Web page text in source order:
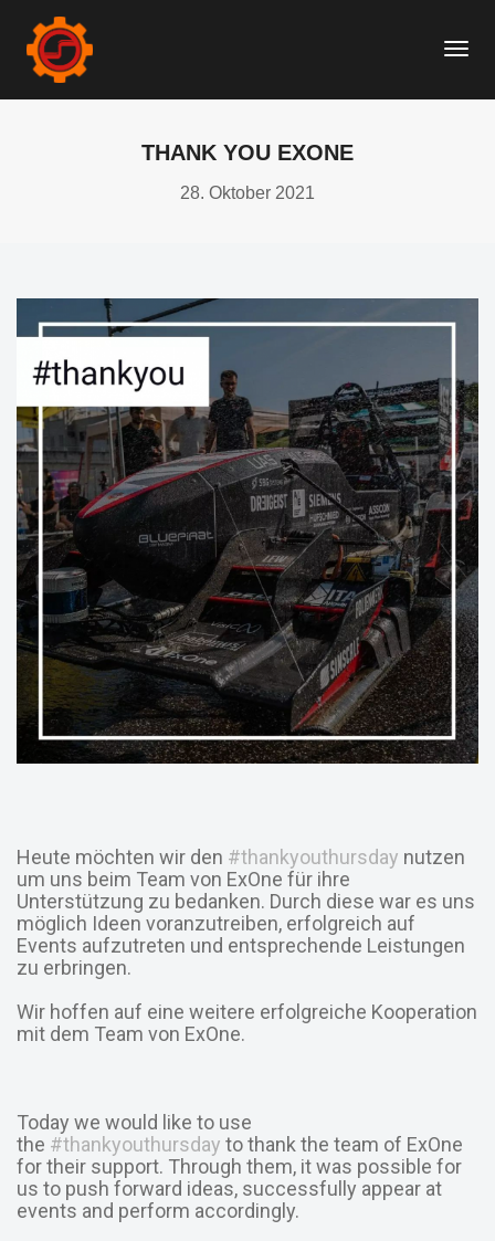
THANK YOU EXONE
28. Oktober 2021
Heute möchten wir den #thankyouthursday nutzen
um uns beim Team von ExOne für ihre
Unterstützung zu bedanken. Durch diese war es uns
möglich Ideen voranzutreiben, erfolgreich auf
Events aufzutreten und entsprechende Leistungen
zu erbringen.
Wir hoffen auf eine weitere erfolgreiche Kooperation
mit dem Team von ExOne.
Today we would like to use
the #thankyouthursday to thank the team of ExOne
for their support. Through them, it was possible for
us to push forward ideas, successfully appear at
events and perform accordingly.